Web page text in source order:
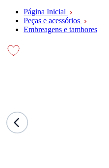
Página Inicial
Peças e acessórios
Embreagens e tambores